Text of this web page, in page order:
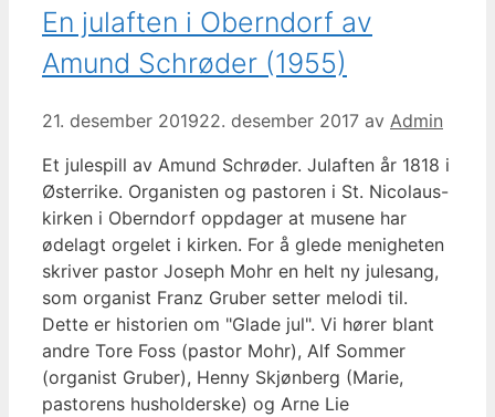
En julaften i Oberndorf av
Amund Schrøder (1955)
21. desember 201922. desember 2017 av Admin
Et julespill av Amund Schrøder. Julaften år 1818 i
Østerrike. Organisten og pastoren i St. Nicolaus-
kirken i Oberndorf oppdager at musene har
ødelagt orgelet i kirken. For å glede menigheten
skriver pastor Joseph Mohr en helt ny julesang,
som organist Franz Gruber setter melodi til.
Dette er historien om "Glade jul". Vi hører blant
andre Tore Foss (pastor Mohr), Alf Sommer
(organist Gruber), Henny Skjønberg (Marie,
pastorens husholderske) og Arne Lie